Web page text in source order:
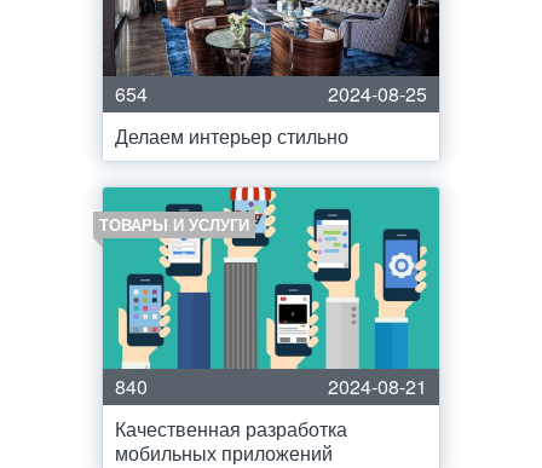
654
2024-08-25
Делаем интерьер стильно
ТОВАРЫ И УСЛУГИ
840
2024-08-21
Качественная разработка
мобильных приложений